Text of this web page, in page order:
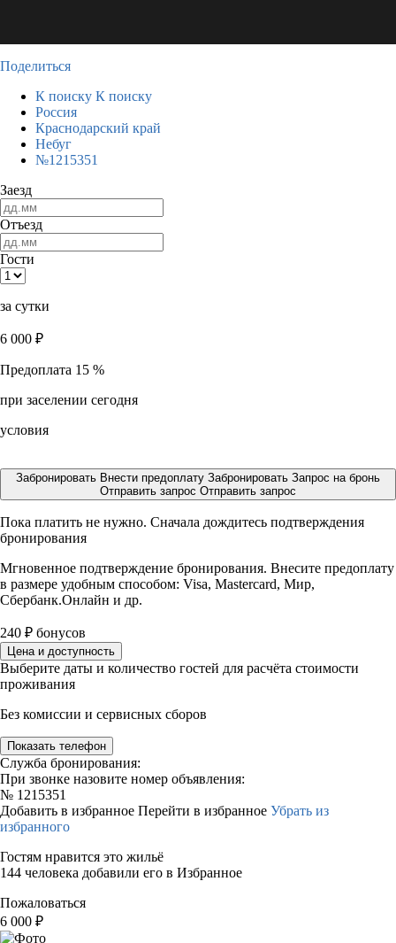
Поделиться
К поиску К поиску
Россия
Краснодарский край
Небуг
№1215351
Заезд
Отъезд
Гости
за сутки
6 000 ₽
Предоплата 15 %
при заселении сегодня
условия
Забронировать Внести предоплату Забронировать Запрос на бронь
Отправить запрос Отправить запрос
Пока платить не нужно. Сначала дождитесь подтверждения
бронирования
Мгновенное подтверждение бронирования. Внесите предоплату
в размере удобным способом: Visa, Mastercard, Мир,
Сбербанк.Онлайн и др.
240 ₽ бонусов
Цена и доступность
Выберите даты и количество гостей для расчёта стоимости
проживания
Без комиссии и сервисных сборов
Показать телефон
Служба бронирования:
При звонке назовите номер объявления:
№ 1215351
Добавить в избранное Перейти в избранное Убрать из
избранного
Гостям нравится это жильё
144 человека добавили его в Избранное
Пожаловаться
6 000 ₽